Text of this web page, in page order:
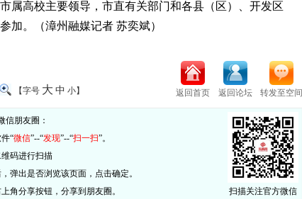
属高校主要领导，市直有关部门和各县（区）、开发区
加。（漳州融媒记者 苏奕斌）
【字号 大 中 小】 返回首页 返回论坛 转发至空间
扫描关注官方微信
信朋友圈：
“微信”--“发现”--“扫一扫”。
码进行扫描
弹出是否浏览该页面，点击确定。
角分享按钮，分享到朋友圈。